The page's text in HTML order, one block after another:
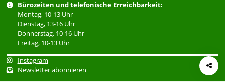
Bürozeiten und telefonische Erreichbarkeit:
Montag, 10-13 Uhr
Dienstag, 13-16 Uhr
Donnerstag, 10-16 Uhr
Freitag, 10-13 Uhr
Instagram
Newsletter abonnieren